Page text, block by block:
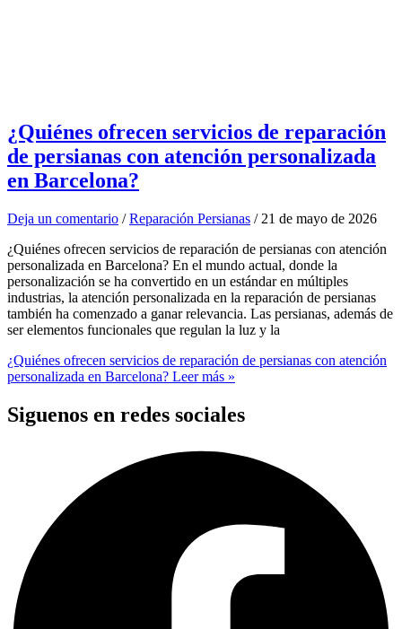
¿Quiénes ofrecen servicios de reparación
de persianas con atención personalizada
en Barcelona?
Deja un comentario /Reparación Persianas / 21 de mayo de 2026
¿Quiénes ofrecen servicios de reparación de persianas con atención
personalizada en Barcelona? En el mundo actual, donde la
personalización se ha convertido en un estándar en múltiples
industrias, la atención personalizada en la reparación de persianas
también ha comenzado a ganar relevancia. Las persianas, además de
ser elementos funcionales que regulan la luz y la
¿Quiénes ofrecen servicios de reparación de persianas con atención
personalizada en Barcelona? Leer más »
Siguenos en redes sociales